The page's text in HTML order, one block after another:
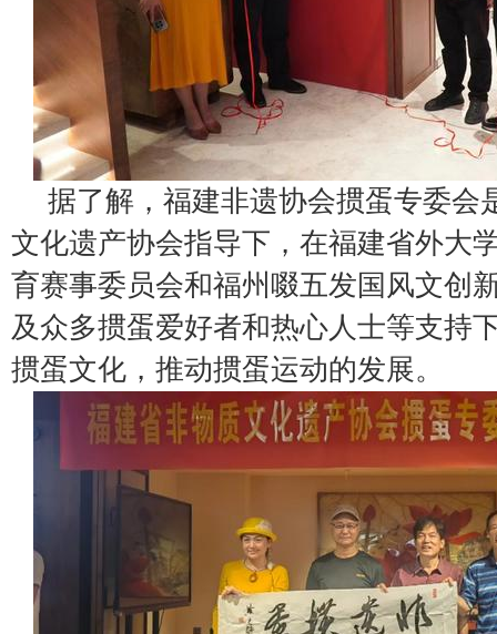
据了解，福建非遗协会掼蛋专委会
文化遗产协会指导下，在福建省外大
育赛事委员会和福州啜五发国风文创
及众多掼蛋爱好者和热心人士等支持
掼蛋文化，推动掼蛋运动的发展。